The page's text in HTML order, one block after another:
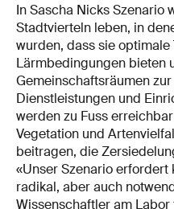
In Sascha Nicks
Stadtvierteln leben, in
wurden, dass sie
Lärmbedingungen bieten
Gemeinschaftsräumen
Dienstleistungen und
werden zu Fuss
Vegetation und
beitragen, die
«Unser Szenario
radikal, aber auch
Wissenschaftler am